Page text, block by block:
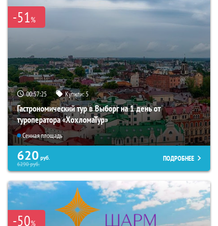
-51%
00:57:23 Купили:5
Гастрономический тур в Выборг на 1 день от
туроператора «ХохломаТур»
Сенная площадь
620 руб.
6290руб.
ПОДРОБНЕЕ
-50%